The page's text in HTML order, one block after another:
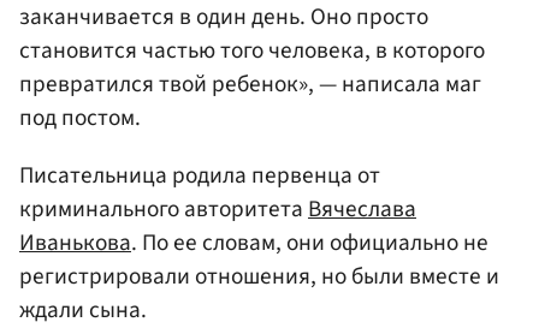
заканчивается в один день. Оно просто
становится частью того человека, в которого
превратился твой ребенок», — написала маг
под постом.
Писательница родила первенца от
криминального авторитета Вячеслава
Иванькова. По ее словам, они официально не
регистрировали отношения, но были вместе и
ждали сына.